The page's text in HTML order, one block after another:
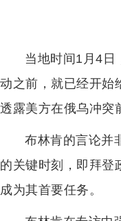
当地时间1月4日
动之前，就已经开始
透露美方在俄乌冲突
布林肯的言论并
的关键时刻，即拜登
成为其首要任务。